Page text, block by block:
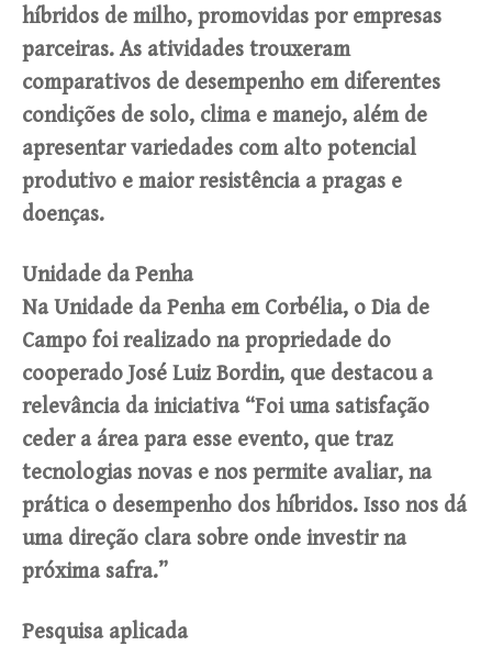
híbridos de milho, promovidas por empresas
parceiras. As atividades trouxeram
comparativos de desempenho em diferentes
condições de solo, clima e manejo, além de
apresentar variedades com alto potencial
produtivo e maior resistência a pragas e
doenças.
Unidade da Penha
Na Unidade da Penha em Corbélia, o Dia de
Campo foi realizado na propriedade do
cooperado José Luiz Bordin, que destacou a
relevância da iniciativa “Foi uma satisfação
ceder a área para esse evento, que traz
tecnologias novas e nos permite avaliar, na
prática o desempenho dos híbridos. Isso nos dá
uma direção clara sobre onde investir na
próxima safra.”
Pesquisa aplicada